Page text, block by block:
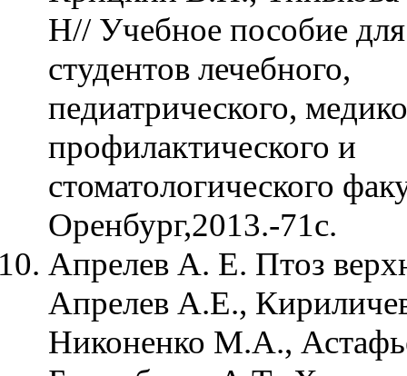
Н// Учебное пособие для
студентов лечебного,
педиатрического,
профилактического и
стоматологического
Оренбург,2013.-71с.
Апрелев А. Е. Птоз
Апрелев А.Е.,
Никоненко М.А.,